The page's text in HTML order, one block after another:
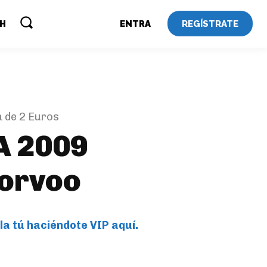
ENTRA REGÍSTRATE
de 2 Euros
2009
tú haciéndote VIP aquí.